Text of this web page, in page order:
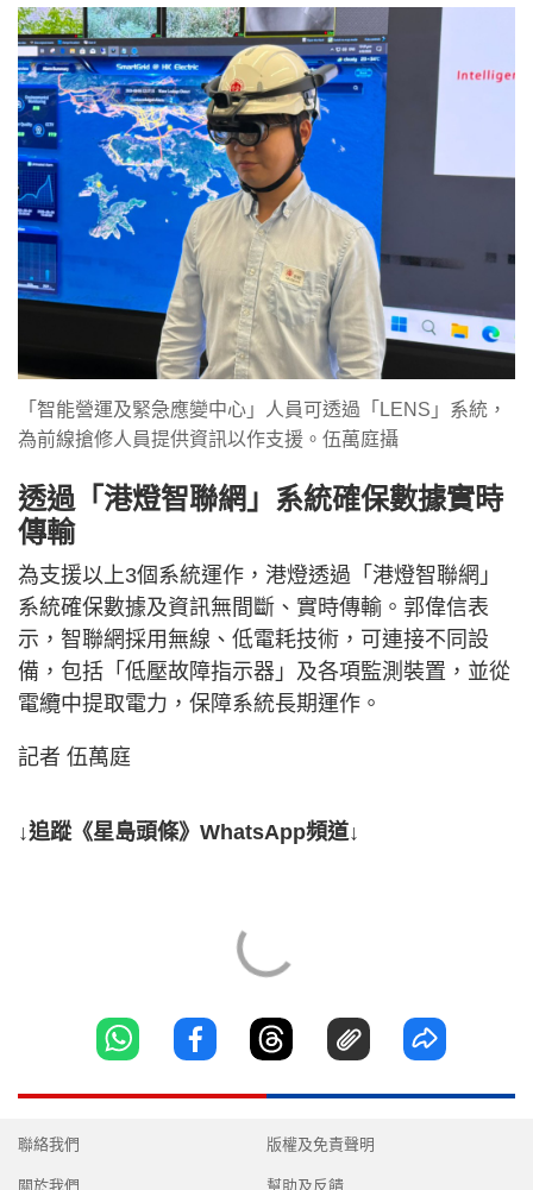
「智能營運及緊急應變中心」人員可透過「LENS」系統，
為前線搶修人員提供資訊以作支援。伍萬庭攝
透過「港燈智聯網」系統確保數據實時
傳輸
為支援以上3個系統運作，港燈透過「港燈智聯網」
系統確保數據及資訊無間斷、實時傳輸。郭偉信表
示，智聯網採用無線、低電耗技術，可連接不同設
備，包括「低壓故障指示器」及各項監測裝置，並從
電纜中提取電力，保障系統長期運作。
記者 伍萬庭
↓追蹤《星島頭條》WhatsApp頻道↓
聯絡我們
關於我們
版權及免責聲明
幫助及反饋